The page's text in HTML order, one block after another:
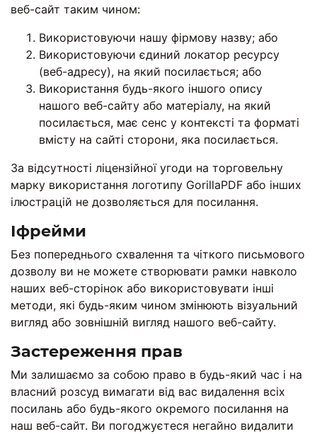
веб-сайт таким чином:
Використовуючи нашу фірмову назву; або
Використовуючи єдиний локатор ресурсу
(веб-адресу), на який посилається; або
Використання будь-якого іншого опису
нашого веб-сайту або матеріалу, на який
посилається, має сенс у контексті та форматі
вмісту на сайті сторони, яка посилається.
За відсутності ліцензійної угоди на торговельну
марку використання логотипу GorillaPDF або інших
ілюстрацій не дозволяється для посилання.
Іфрейми
Без попереднього схвалення та чіткого письмового
дозволу ви не можете створювати рамки навколо
наших веб-сторінок або використовувати інші
методи, які будь-яким чином змінюють візуальний
вигляд або зовнішній вигляд нашого веб-сайту.
Застереження прав
Ми залишаємо за собою право в будь-який час і на
власний розсуд вимагати від вас видалення всіх
посилань або будь-якого окремого посилання на
наш веб-сайт. Ви погоджуєтеся негайно видалити